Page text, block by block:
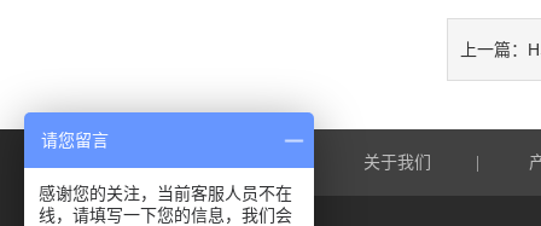
上一篇：
关于我们
请您留言
感谢您的关注，当前客服人员不在
线，请填写一下您的信息，我们会